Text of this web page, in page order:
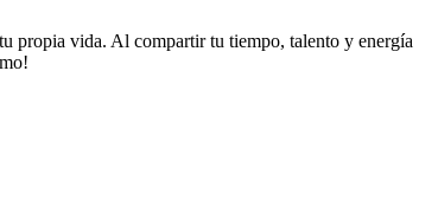
propia vida. Al compartir tu tiempo, talento y energía